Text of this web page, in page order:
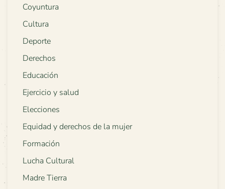
Coyuntura
Cultura
Deporte
Derechos
Educación
Ejercicio y salud
Elecciones
Equidad y derechos de la mujer
Formación
Lucha Cultural
Madre Tierra